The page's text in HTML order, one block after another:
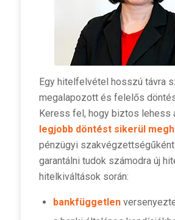
Egy hitelfelvétel hosszú távra
megalapozott és felelős
Keress fel, hogy biztos lehess
legjobb döntést sikerül
pénzügyi szakvégzettségűként
garantálni tudok számodra új
hitelkiváltások során:
bankfüggetlen